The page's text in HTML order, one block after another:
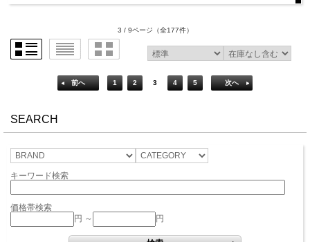
3 / 9ページ （全177件）
前へ 1 2 3 4 5 次へ
SEARCH
キーワード検索
価格帯検索
円 ～
円